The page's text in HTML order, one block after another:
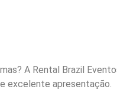
A Rental Brazil
excelente apresentação.